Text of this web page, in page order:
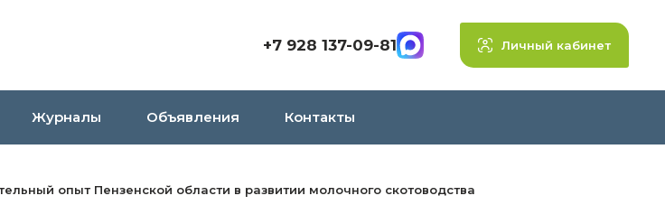
+7 928 137-09-81 Личный кабинет
Журналы Объявления Контакты
опыт Пензенской области в развитии молочного скотоводства